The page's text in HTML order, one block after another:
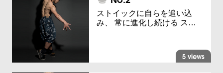
ストイックに自らを追い込
み、 常に進化し続ける ス…
5 views